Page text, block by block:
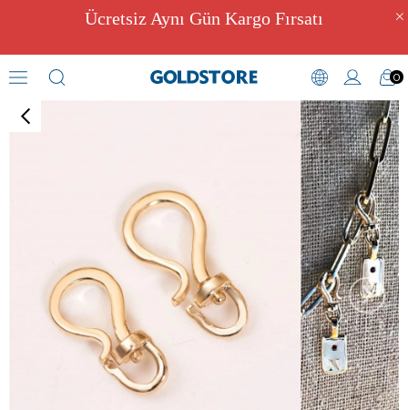
Ücretsiz Aynı Gün Kargo Fırsatı
0
Harf Kolyeler
›